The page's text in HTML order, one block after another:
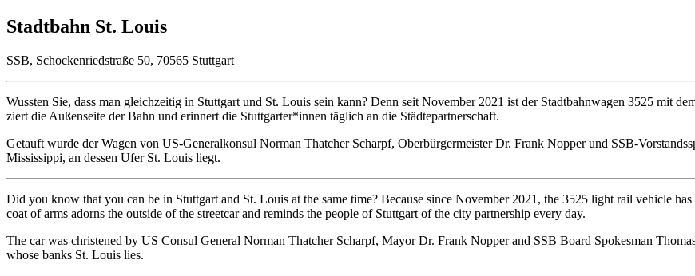
Stadtbahn St. Louis
SSB, Schockenriedstraße 50, 70565 Stuttgart
Wussten Sie, dass man gleichzeitig in Stuttgart und St. Louis sein kann? Denn seit November 2021 ist der Stadtbahnwagen 3525 mit
ziert die Außenseite der Bahn und erinnert die Stuttgarter*innen täglich an die Städtepartnerschaft.
Getauft wurde der Wagen von US-Generalkonsul Norman Thatcher Scharpf, Oberbürgermeister Dr. Frank Nopper und SSB-
Mississippi, an dessen Ufer St. Louis liegt.
Did you know that you can be in Stuttgart and St. Louis at the same time? Because since November 2021, the 3525 light rail vehicle
coat of arms adorns the outside of the streetcar and reminds the people of Stuttgart of the city partnership every day.
The car was christened by US Consul General Norman Thatcher Scharpf, Mayor Dr. Frank Nopper and SSB Board Spokesman
whose banks St. Louis lies.